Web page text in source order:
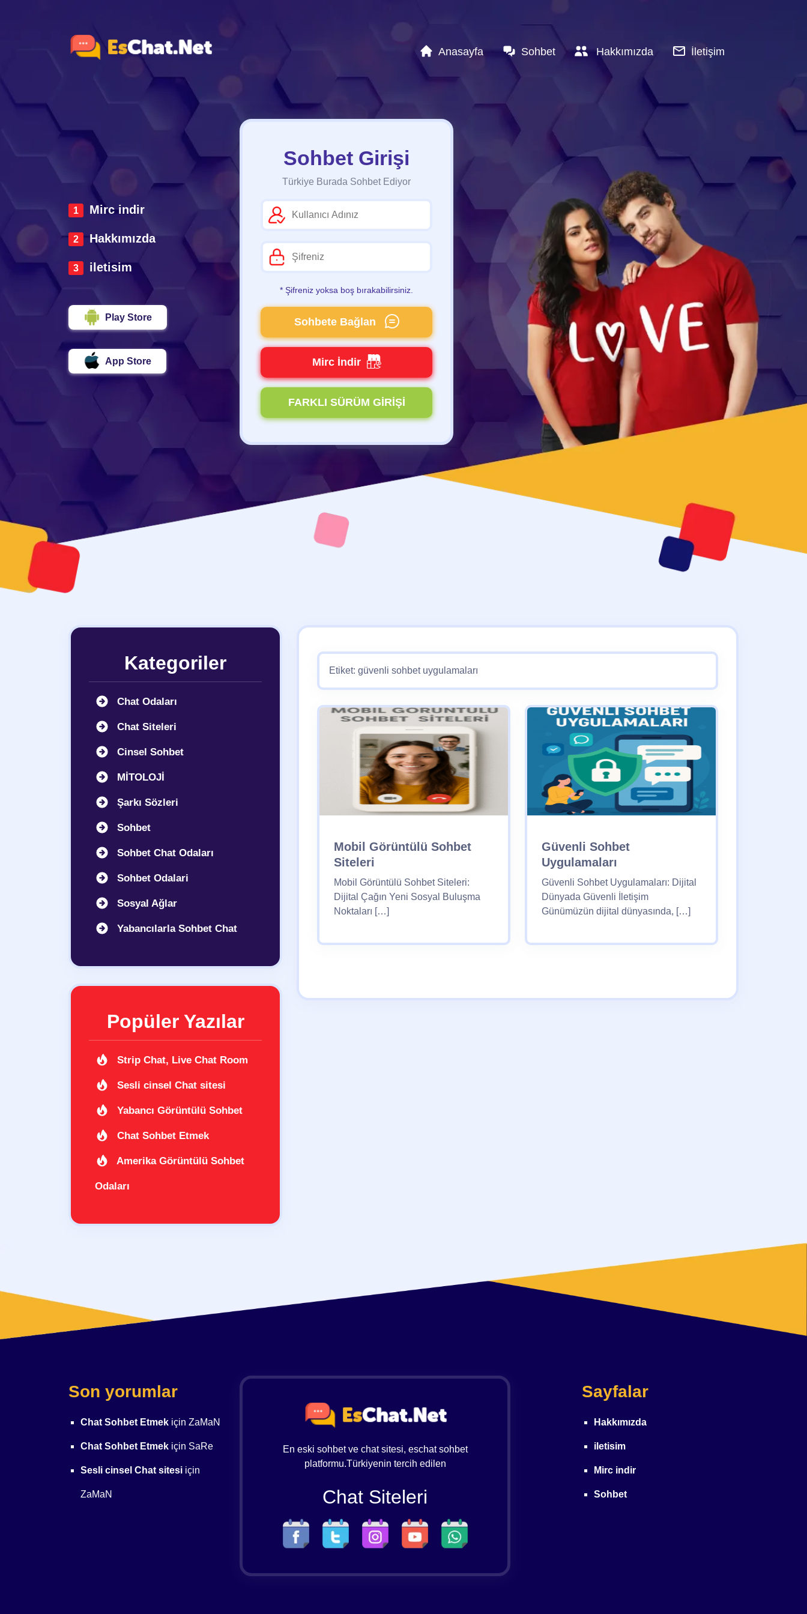
Anasayfa Sohbet Hakkımızda İletişim
Mirc indir
Hakkımızda
iletisim
Play Store
App Store
Sohbet Girişi
Türkiye Burada Sohbet Ediyor
* Şifreniz yoksa boş bırakabilirsiniz.
Sohbete Bağlan
Mirc İndir
FARKLI SÜRÜM GİRİŞİ
Kategoriler
Chat Odaları
Chat Siteleri
Cinsel Sohbet
MİTOLOJİ
Şarkı Sözleri
Sohbet
Sohbet Chat Odaları
Sohbet Odalari
Sosyal Ağlar
Yabancılarla Sohbet Chat
Popüler Yazılar
Strip Chat, Live Chat Room
Sesli cinsel Chat sitesi
Yabancı Görüntülü Sohbet
Chat Sohbet Etmek
Amerika Görüntülü Sohbet
Odaları
Etiket: güvenli sohbet uygulamaları
Mobil Görüntülü Sohbet
Siteleri
Mobil Görüntülü Sohbet Siteleri:
Dijital Çağın Yeni Sosyal Buluşma
Noktaları […]
Güvenli Sohbet
Uygulamaları
Güvenli Sohbet Uygulamaları: Dijital
Dünyada Güvenli İletişim
Günümüzün dijital dünyasında, […]
Son yorumlar
Chat Sohbet Etmek için ZaMaN
Chat Sohbet Etmek için SaRe
Sesli cinsel Chat sitesi için
ZaMaN
En eski sohbet ve chat sitesi, eschat sohbet
platformu.Türkiyenin tercih edilen
Chat Siteleri
Sayfalar
Hakkımızda
iletisim
Mirc indir
Sohbet